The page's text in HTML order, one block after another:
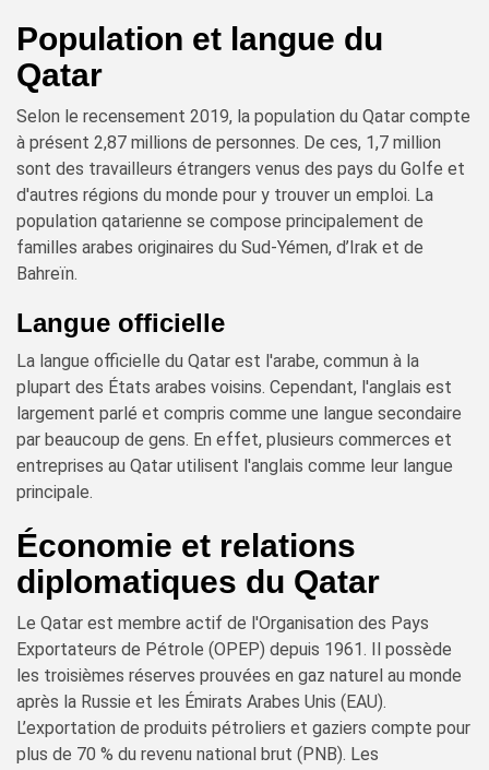
Population et langue du
Qatar
Selon le recensement 2019, la population du Qatar compte
à présent 2,87 millions de personnes. De ces, 1,7 million
sont des travailleurs étrangers venus des pays du Golfe et
d'autres régions du monde pour y trouver un emploi. La
population qatarienne se compose principalement de
familles arabes originaires du Sud-Yémen, d’Irak et de
Bahreïn.
Langue officielle
La langue officielle du Qatar est l'arabe, commun à la
plupart des États arabes voisins. Cependant, l'anglais est
largement parlé et compris comme une langue secondaire
par beaucoup de gens. En effet, plusieurs commerces et
entreprises au Qatar utilisent l'anglais comme leur langue
principale.
Économie et relations
diplomatiques du Qatar
Le Qatar est membre actif de l'Organisation des Pays
Exportateurs de Pétrole (OPEP) depuis 1961. Il possède
les troisièmes réserves prouvées en gaz naturel au monde
après la Russie et les Émirats Arabes Unis (EAU).
L’exportation de produits pétroliers et gaziers compte pour
plus de 70 % du revenu national brut (PNB). Les